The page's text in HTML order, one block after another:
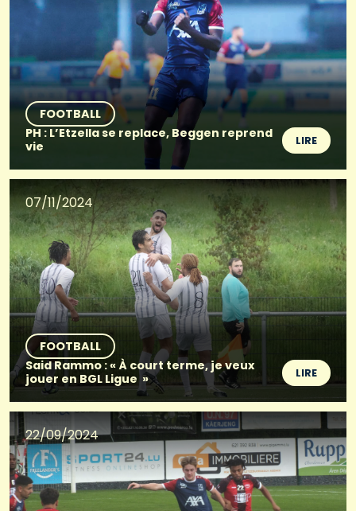
FOOTBALL
PH : L’Etzella se replace, Beggen reprend
vie
LIRE
07/11/2024
FOOTBALL
Said Rammo : « À court terme, je veux
jouer en BGL Ligue »
LIRE
22/09/2024